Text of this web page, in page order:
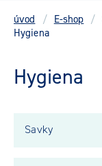
úvod / E-shop /
Hygiena
Hygiena
Savky